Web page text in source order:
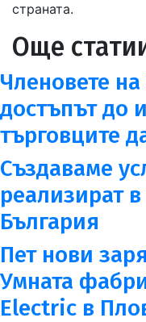
страната.
Още
Членовете
достъпът до
търговците
Създаваме
реализират
България
Пет нови
Умната
Electric в